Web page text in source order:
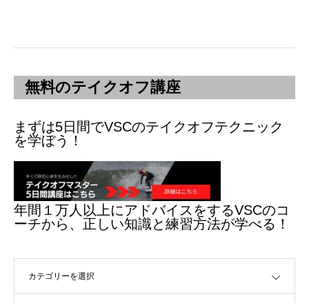
無料のテイクオフ講座
まずは5日間でVSCのテイクオフテクニック
を学ぼう！
年間１万人以上にアドバイスをするVSCのコ
ーチから、正しい知識と練習方法が学べる！